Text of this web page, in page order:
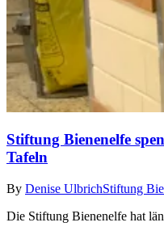
Stiftung Bienenelfe
Tafeln
By Denise UlbrichStiftung
Die Stiftung Bienenelfe hat